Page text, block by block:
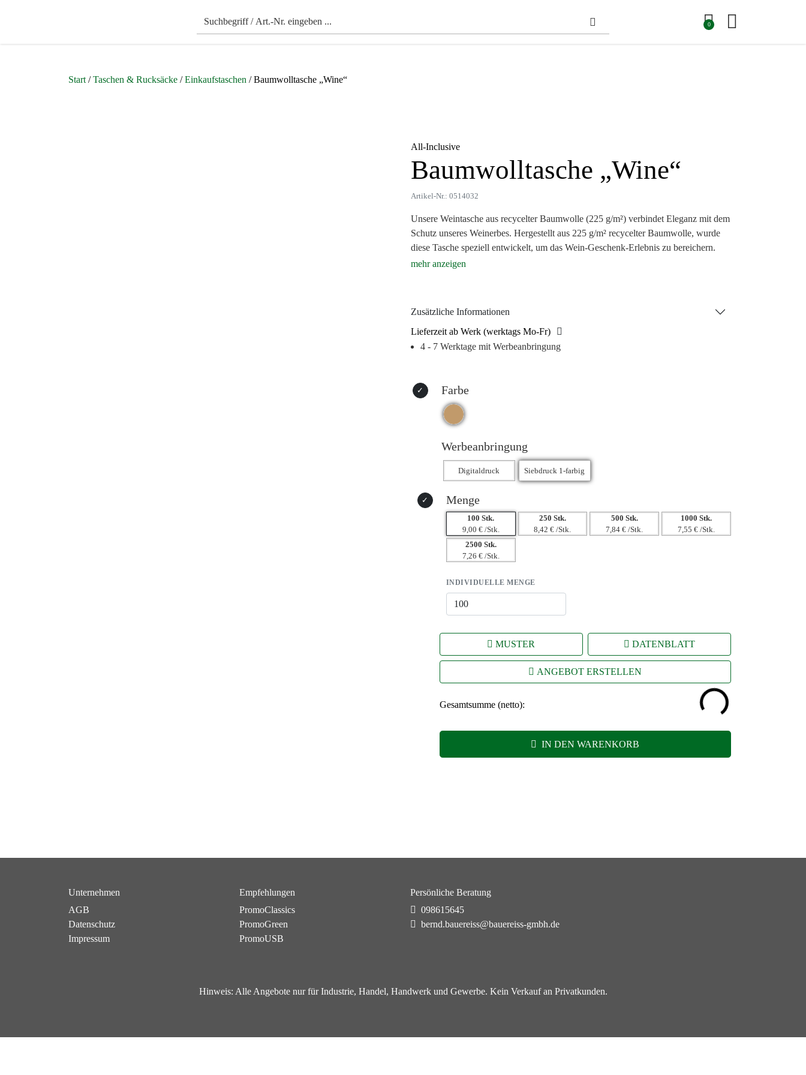
0
Start /Taschen & Rucksäcke /Einkaufstaschen / Baumwolltasche „Wine“
All-Inclusive
Baumwolltasche „Wine“
Artikel-Nr.: 0514032
Unsere Weintasche aus recycelter Baumwolle (225 g/m²) verbindet Eleganz mit dem
Schutz unseres Weinerbes. Hergestellt aus 225 g/m² recycelter Baumwolle, wurde
diese Tasche speziell entwickelt, um das Wein-Geschenk-Erlebnis zu bereichern.
Die innovative Trennwand im Inneren sorgt dafür, dass Ihre wertvollen Flaschen
Zusätzliche Informationen
Lieferzeit ab Werk (werktags Mo-Fr)
4 - 7 Werktage mit Werbeanbringung
Farbe
Werbeanbringung
Menge
100 Stk.
9,00 € /Stk.
250 Stk.
8,42 € /Stk.
500 Stk.
7,84 € /Stk.
1000 Stk.
7,55 € /Stk.
2500 Stk.
7,26 € /Stk.
INDIVIDUELLE MENGE
MUSTER DATENBLATT
ANGEBOT ERSTELLEN
Gesamtsumme (netto):
IN DEN WARENKORB
Unternehmen
AGB
Datenschutz
Impressum
Empfehlungen
PromoClassics
PromoGreen
PromoUSB
Persönliche Beratung
098615645
bernd.bauereiss@bauereiss-gmbh.de
Hinweis: Alle Angebote nur für Industrie, Handel, Handwerk und Gewerbe. Kein Verkauf an Privatkunden.